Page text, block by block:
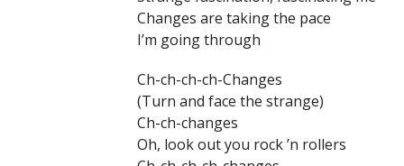
Changes are taking the pace
I’m going through
Ch-ch-ch-ch-Changes
(Turn and face the strange)
Ch-ch-changes
Oh, look out you rock ’n rollers